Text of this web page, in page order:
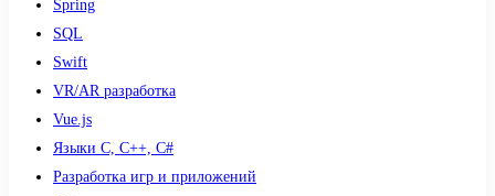
Spring
SQL
Swift
VR/AR разработка
Vue.js
Языки С, С++, С#
Разработка игр и приложений